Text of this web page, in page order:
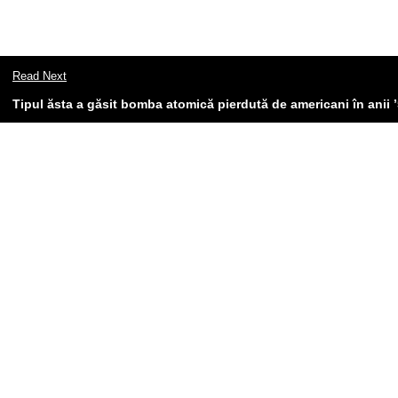
Read Next
Tipul ăsta a găsit bomba atomică pierdută de americani în anii